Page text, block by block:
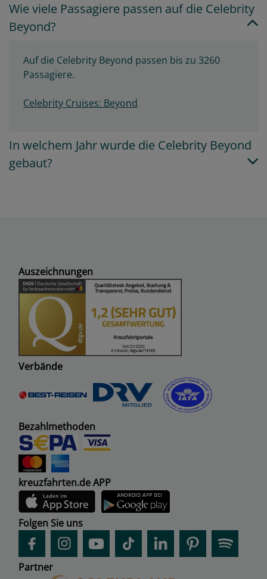
Wie viele Passagiere passen auf die Celebrity
Beyond?
Auf die Celebrity Beyond passen bis zu 3260
Passagiere.
Celebrity Cruises: Beyond
In welchem Jahr wurde die Celebrity Beyond
gebaut?
Auszeichnungen
Verbände
Bezahlmethoden
kreuzfahrten.de APP
Folgen Sie uns
Partner